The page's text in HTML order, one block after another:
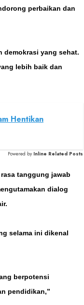
perbaikan dan
demokrasi yang sehat.
lebih baik dan
Hentikan
Powered by Inline Related Posts
tanggung jawab
dialog
selama ini dikenal
berpotensi
pendidikan,”